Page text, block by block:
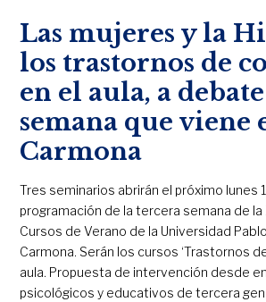
Las mujeres y la
los trastornos de
en el aula, a
semana que viene
Carmona
Tres seminarios abrirán el próximo lunes
programación de la tercera semana de la
Cursos de Verano de la Universidad
Carmona. Serán los cursos ‘Trastornos
aula. Propuesta de intervención desde
psicológicos y educativos de tercera